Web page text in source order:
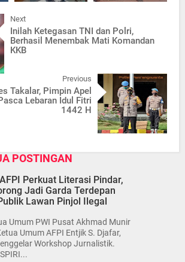
Next
Inilah Ketegasan TNI dan Polri,
Berhasil Menembak Mati Komandan
KKB
Previous
Takalar, Pimpin Apel
Lebaran Idul Fitri
1442 H
POSTINGAN
Perkuat Literasi Pindar,
Jadi Garda Terdepan
Lawan Pinjol Ilegal
Umum PWI Pusat Akhmad Munir
Umum AFPI Entjik S. Djafar,
Workshop Jurnalistik.